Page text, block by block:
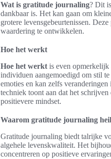
Wat is gratitude journaling? Dit
dankbaar is. Het kan gaan om
grotere levensgebeurtenissen.
waardering te ontwikkelen.
Hoe het werkt
Hoe het werkt is even opmerkelijk
individuen aangemoedigd om stil
emoties en kan zelfs
techniek toont aan dat het
positievere mindset.
Waarom gratitude journaling
Gratitude journaling biedt talrijke
algehele levenskwaliteit. Het
concentreren op positieve